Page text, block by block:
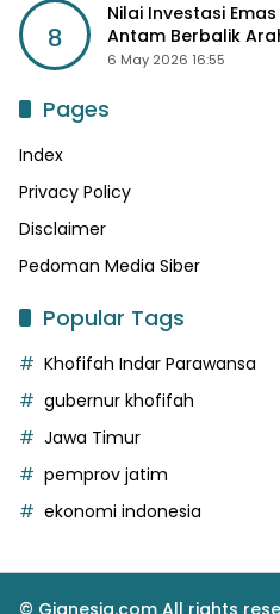
8
Nilai Investasi
Antam Berbalik
6 May 2026 16:55
Pages
Index
Privacy Policy
Disclaimer
Pedoman Media Siber
Popular Tags
Khofifah Indar Parawansa
gubernur khofifah
Jawa Timur
pemprov jatim
ekonomi indonesia